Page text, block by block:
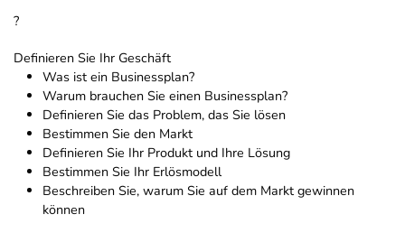
?
Definieren Sie Ihr Geschäft
Was ist ein Businessplan?
Warum brauchen Sie einen Businessplan?
Definieren Sie das Problem, das Sie lösen
Bestimmen Sie den Markt
Definieren Sie Ihr Produkt und Ihre Lösung
Bestimmen Sie Ihr Erlösmodell
Beschreiben Sie, warum Sie auf dem Markt gewinnen
können